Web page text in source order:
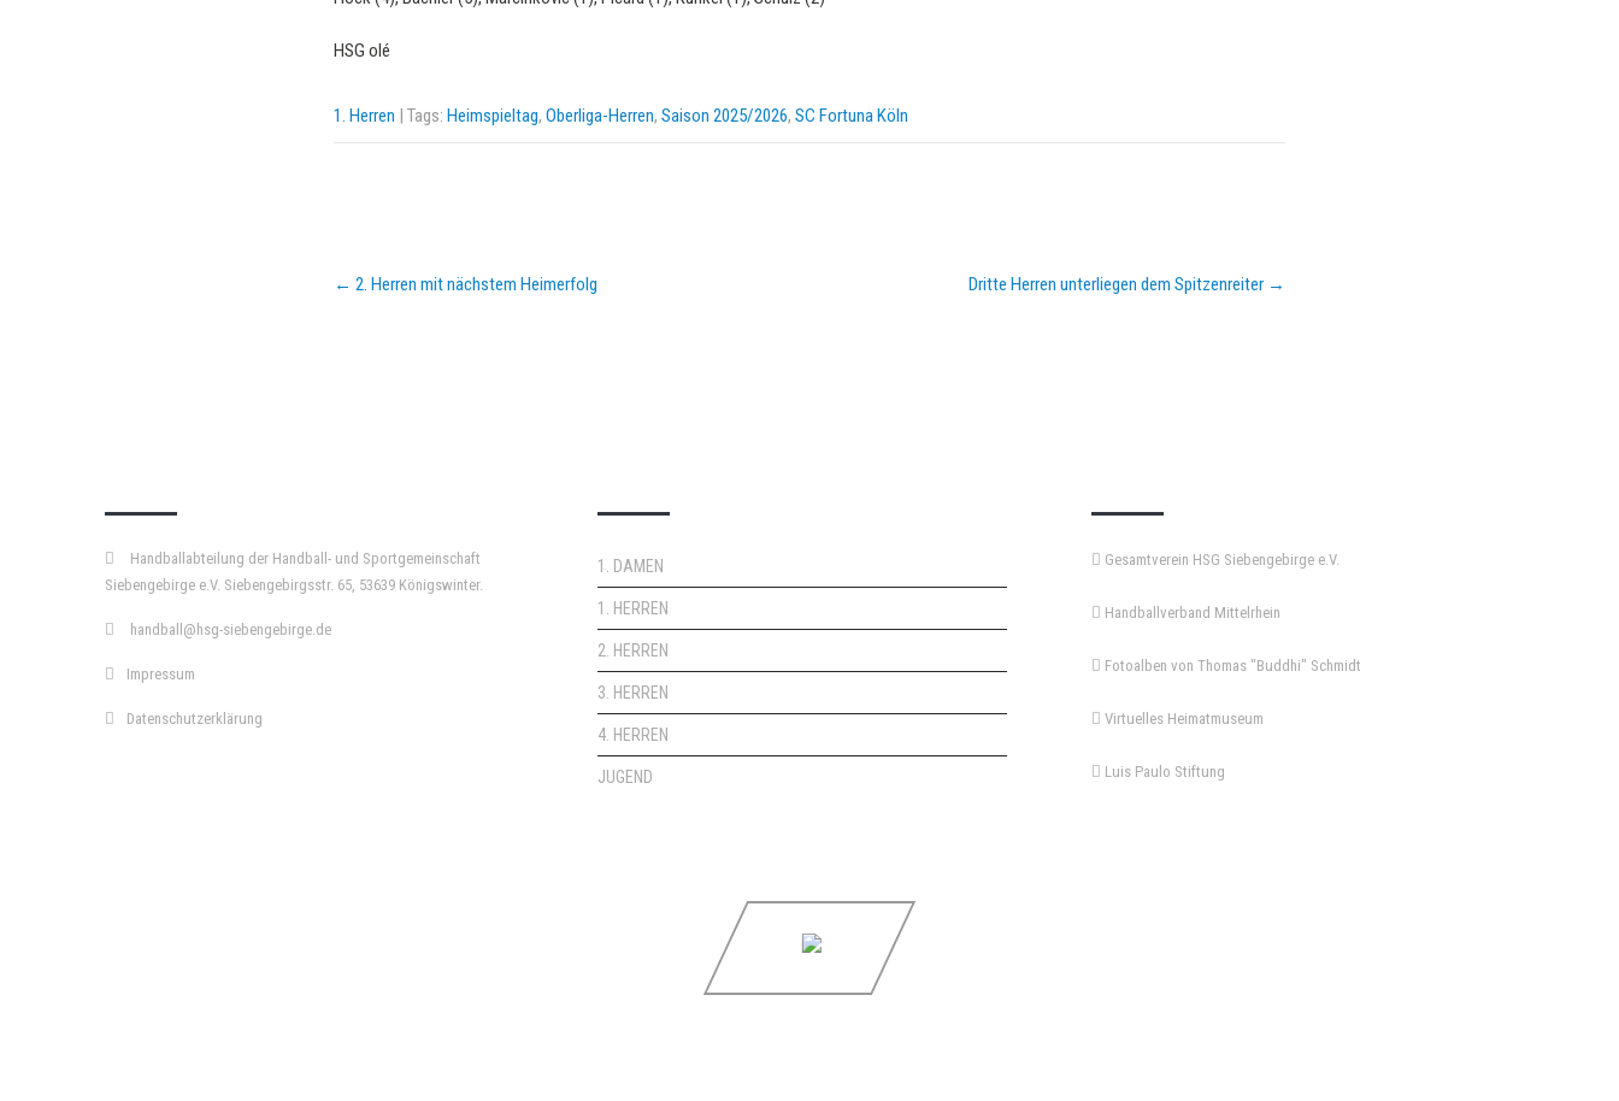
HSG olé
1. Herren | Tags: Heimspieltag, Oberliga-Herren, Saison 2025/2026, SC Fortuna Köln
Post
navigation
← 2. Herren mit nächstem Heimerfolg Dritte Herren unterliegen dem Spitzenreiter →
Handballabteilung der Handball- und Sportgemeinschaft
Siebengebirge e.V. Siebengebirgsstr. 65, 53639 Königswinter.
handball@hsg-siebengebirge.de
Impressum
Datenschutzerklärung
1. DAMEN
1. HERREN
2. HERREN
3. HERREN
4. HERREN
JUGEND
Gesamtverein HSG Siebengebirge e.V.
Handballverband Mittelrhein
Fotoalben von Thomas "Buddhi" Schmidt
Virtuelles Heimatmuseum
Luis Paulo Stiftung